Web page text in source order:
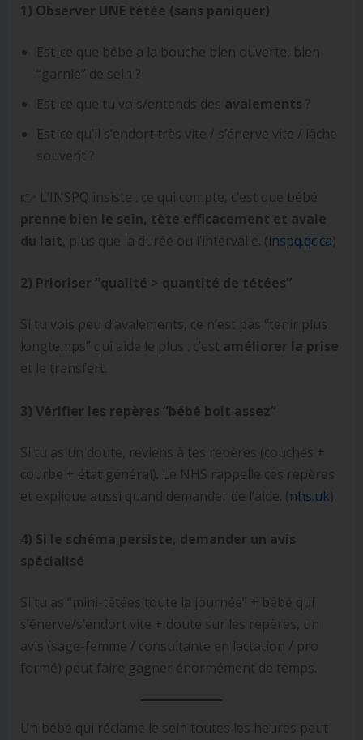
1) Observer UNE tétée (sans paniquer)
Est-ce que bébé a la bouche bien ouverte, bien
“garnie” de sein ?
Est-ce que tu vois/entends des avalements ?
Est-ce qu’il s’endort très vite / s’énerve vite / lâche
souvent ?
👉 L’INSPQ insiste : ce qui compte, c’est que bébé
prenne bien le sein, tète efficacement et avale
du lait , plus que la durée ou l’intervalle. (inspq.qc.ca)
2) Prioriser “qualité > quantité de tétées”
Si tu vois peu d’avalements, ce n’est pas “tenir plus
longtemps” qui aide le plus : c’est améliorer la prise
et le transfert.
3) Vérifier les repères “bébé boit assez”
Si tu as un doute, reviens à tes repères (couches +
courbe + état général). Le NHS rappelle ces repères
et explique aussi quand demander de l’aide. (nhs.uk)
4) Si le schéma persiste, demander un avis
spécialisé
Si tu as “mini-tétées toute la journée” + bébé qui
s’énerve/s’endort vite + doute sur les repères, un
avis (sage-femme / consultante en lactation / pro
formé) peut faire gagner énormément de temps.
Un bébé qui réclame le sein toutes les heures peut